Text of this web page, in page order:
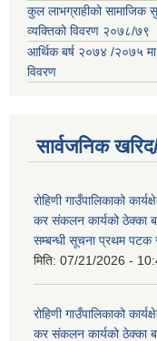
कुल लाभग्राहीको सामाजिक
व्यक्तिको विवरण २०७८/७९
आर्थिक बर्ष २०७४ /२०७५ मा
विवरण
सार्वजनिक
रोहिणी गाउँपालिकाको
कर संकलन कार्यको ठेक्का
सम्बन्धी सूचना प्रथम पटक
मिति: 07/21/2026 -
रोहिणी गाउँपालिकाको
कर संकलन कार्यको ठेक्का